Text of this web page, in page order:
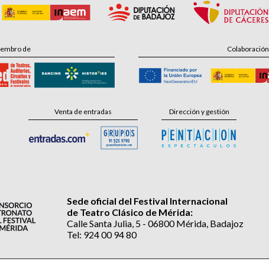
de Colaboración
Venta de entradas Dirección y gestión
Sede oficial del Festival Internacional
de Teatro Clásico de Mérida:
Calle Santa Julia, 5 - 06800 Mérida, Badajoz
Tel: 924 00 94 80